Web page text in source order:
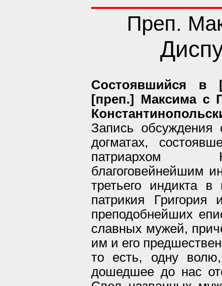
Преп.
Состоявшийся в
[преп.] Максима с
Запись обсуждения
догматах,
патриархом
благоговейнейшим
третьего индикта в
патрикия
преподобнейших
славных мужей,
им и его
то есть, одну
дошедшее до нас